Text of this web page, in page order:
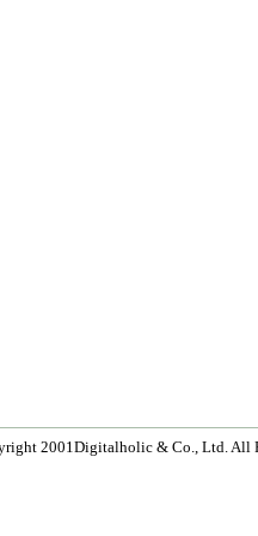
2001Digitalholic & Co., Ltd. All